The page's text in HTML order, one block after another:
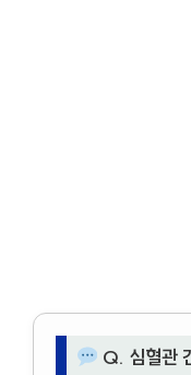
Q. 심혈관